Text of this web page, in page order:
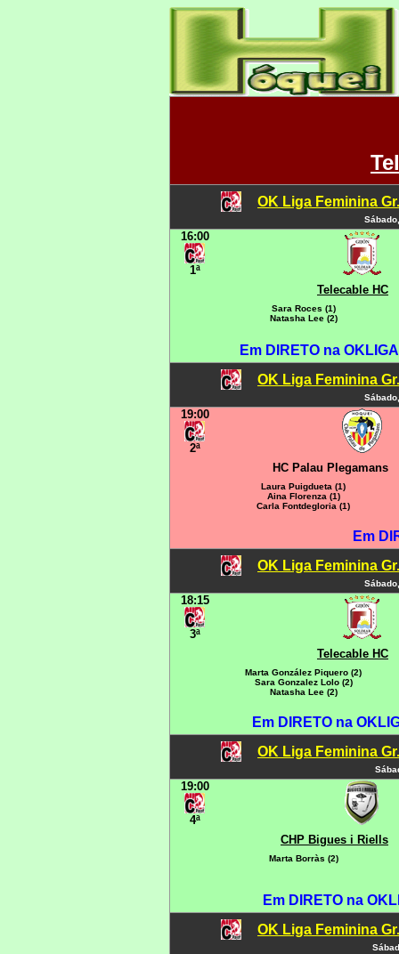
OK Liga Feminina
16:00
1ª
Telecable HC
Sara Roces (1)
Natasha Lee (2)
Em DIRETO na
OK Liga Feminina
19:00
2ª
HC Palau Plegamans
Laura Puigdueta (1)
Aina Florenza (1)
Carla Fontdegloria (1)
Em
OK Liga Feminina
18:15
3ª
Telecable HC
Marta González Piquero (2)
Sara Gonzalez Lolo (2)
Natasha Lee (2)
Em DIRETO na
OK Liga Feminina
19:00
4ª
CHP Bigues i Riells
Marta Borràs (2)
Em DIRETO na
OK Liga Feminina